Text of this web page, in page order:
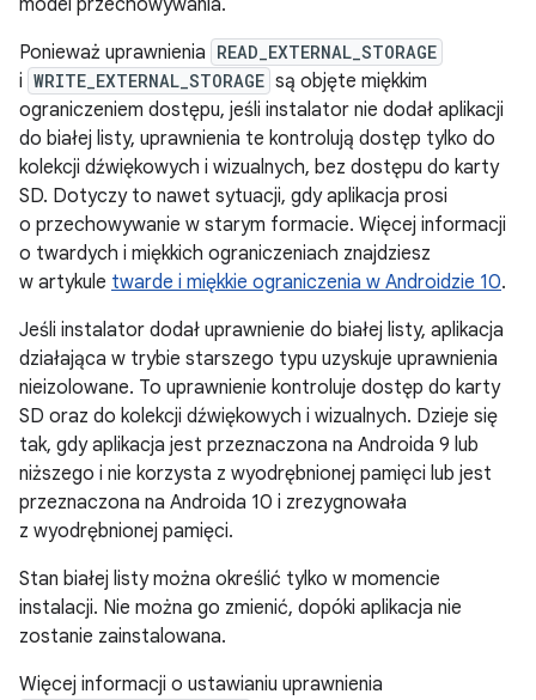
model przechowywania.
Ponieważ uprawnienia READ_EXTERNAL_STORAGE
i WRITE_EXTERNAL_STORAGE są objęte miękkim
ograniczeniem dostępu, jeśli instalator nie dodał aplikacji
do białej listy, uprawnienia te kontrolują dostęp tylko do
kolekcji dźwiękowych i wizualnych, bez dostępu do karty
SD. Dotyczy to nawet sytuacji, gdy aplikacja prosi
o przechowywanie w starym formacie. Więcej informacji
o twardych i miękkich ograniczeniach znajdziesz
w artykule twarde i miękkie ograniczenia w Androidzie 10.
Jeśli instalator dodał uprawnienie do białej listy, aplikacja
działająca w trybie starszego typu uzyskuje uprawnienia
nieizolowane. To uprawnienie kontroluje dostęp do karty
SD oraz do kolekcji dźwiękowych i wizualnych. Dzieje się
tak, gdy aplikacja jest przeznaczona na Androida 9 lub
niższego i nie korzysta z wyodrębnionej pamięci lub jest
przeznaczona na Androida 10 i zrezygnowała
z wyodrębnionej pamięci.
Stan białej listy można określić tylko w momencie
instalacji. Nie można go zmienić, dopóki aplikacja nie
zostanie zainstalowana.
Więcej informacji o ustawianiu uprawnienia